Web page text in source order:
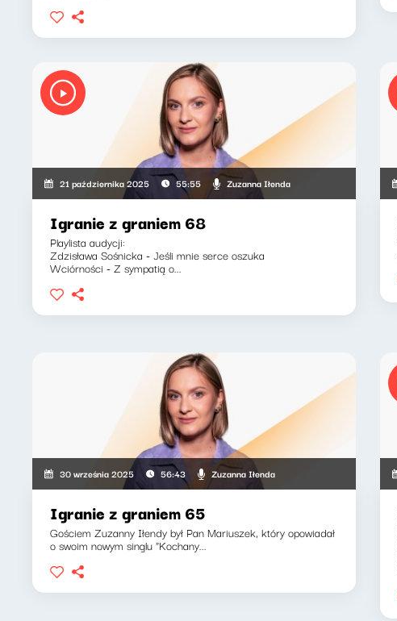
21 października 2025 55:55 Zuzanna Iłenda
Igranie z graniem 68
Playlista audycji:
Zdzisława Sośnicka - Jeśli mnie serce oszuka
Wciórności - Z sympatią o...
30 września 2025 56:43 Zuzanna Iłenda
Igranie z graniem 65
Gościem Zuzanny Iłendy był Pan Mariuszek, który opowiadał
o swoim nowym singlu "Kochany...